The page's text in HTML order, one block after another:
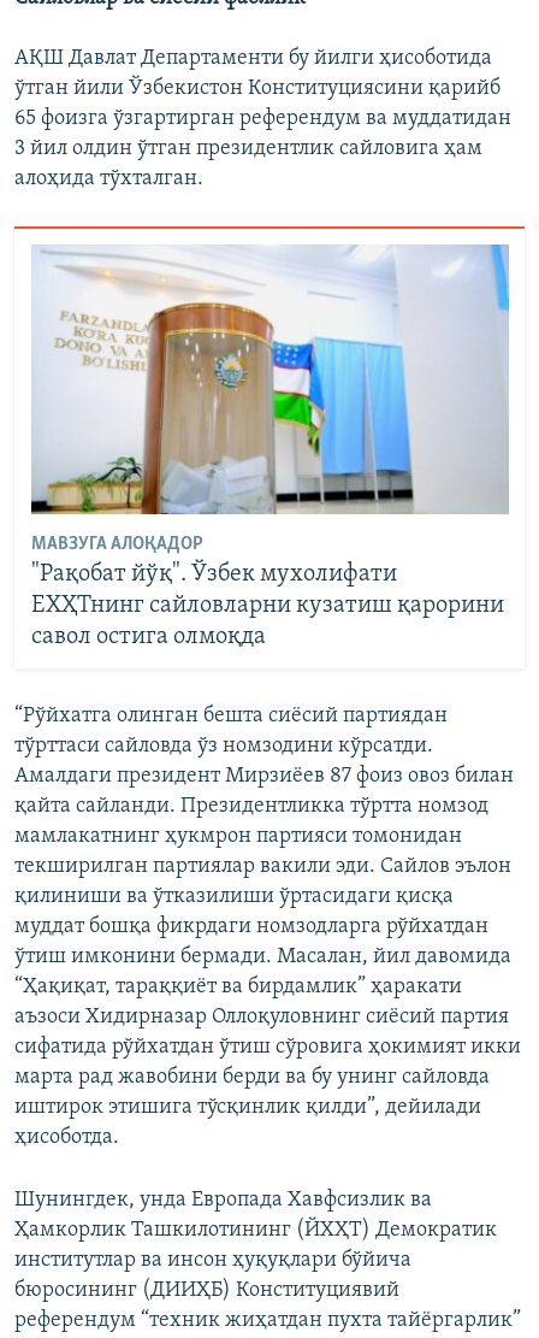
АҚШ Давлат Департаменти бу йилги ҳисоботида
ўтган йили Ўзбекистон Конституциясини қарийб
65 фоизга ўзгартирган референдум ва муддатидан
3 йил олдин ўтган президентлик сайловига ҳам
алоҳида тўхталган.
МАВЗУГА АЛОҚАДОР
"Рақобат йўқ". Ўзбек мухолифати
ЕХҲТнинг сайловларни кузатиш қарорини
савол остига олмоқда
“Рўйхатга олинган бешта сиёсий партиядан
тўрттаси сайловда ўз номзодини кўрсатди.
Амалдаги президент Мирзиёев 87 фоиз овоз билан
қайта сайланди. Президентликка тўртта номзод
мамлакатнинг ҳукмрон партияси томонидан
текширилган партиялар вакили эди. Сайлов эълон
қилиниши ва ўтказилиши ўртасидаги қисқа
муддат бошқа фикрдаги номзодларга рўйхатдан
ўтиш имконини бермади. Масалан, йил давомида
“Ҳақиқат, тараққиёт ва бирдамлик” ҳаракати
аъзоси Хидирназар Оллоқуловнинг сиёсий партия
сифатида рўйхатдан ўтиш сўровига ҳокимият икки
марта рад жавобини берди ва бу унинг сайловда
иштирок этишига тўсқинлик қилди”, дейилади
ҳисоботда.
Шунингдек, унда Европада Хавфсизлик ва
Ҳамкорлик Ташкилотининг (ЙХҲТ) Демократик
институтлар ва инсон ҳуқуқлари бўйича
бюросининг (ДИИҲБ) Конституциявий
референдум “техник жиҳатдан пухта тайёргарлик”